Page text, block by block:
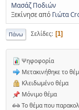
Μασάζ Ποδιών
Ξεκίνησε από Γιώτα
Πάνω Σελίδες 1
Ψηφοφορία
Μετακινήθηκε το
Κλειδωμένο θέμα
Μόνιμο θέμα
Το θέμα που